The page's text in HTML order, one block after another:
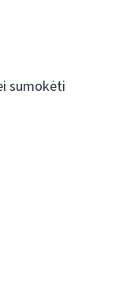
sumokėti